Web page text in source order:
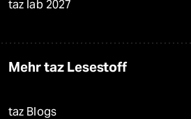
taz lab 2027
Mehr taz Lesestoff
taz Blogs